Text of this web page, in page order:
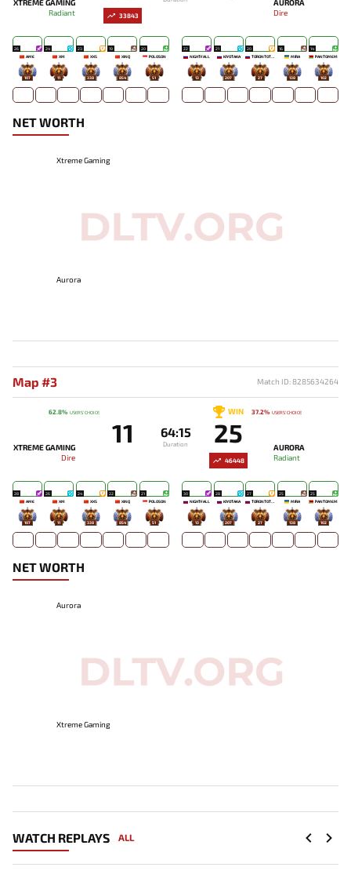
33843
XTREME GAMING
Radiant
AURORA
Dire
26
AME
107
24
XM
11
23
XXS
338
19
XINQ
854
20
POLOSON
51
22
NIGHTFALL
13
21
KIYOTAKA
207
20
27
16
MIRA
138
14
PANTOMEM
102
NET WORTH
Xtreme Gaming
Aurora
Map #3 Match ID: 8285634264
62.8% USERS' CHOICE
XTREME GAMING
Dire
11 64:15
Duration
WIN
25
AURORA
Radiant
46448
37.2% USERS' CHOICE
28
AME
107
26
XM
11
24
XXS
338
22
XINQ
854
21
POLOSON
51
30
NIGHTFALL
13
28
KIYOTAKA
207
27
27
25
MIRA
138
25
PANTOMEM
102
NET WORTH
Aurora
Xtreme Gaming
WATCH REPLAYS ALL